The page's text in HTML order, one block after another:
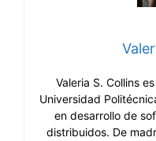
Valeria S. Collins
Universidad
en desarrollo de
distribuidos. De